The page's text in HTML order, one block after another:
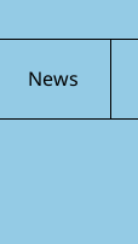
News